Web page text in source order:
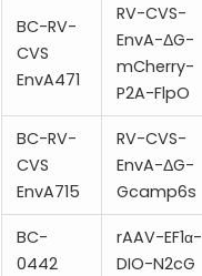
BC-RV-
CVS
EnvA471
RV-CVS-
EnvA-ΔG-
mCherry-
P2A-FlpO
BC-RV-
CVS
EnvA715
RV-CVS-
EnvA-ΔG-
Gcamp6s
BC-
0442
rAAV-EF1α-
DIO-N2cG